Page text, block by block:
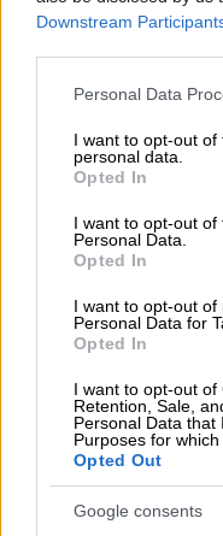
Downstream
Please note that this
not limited to your visit
grant or deny consent
use your data for
consent section.
Personal Data
I want to opt-out
personal data.
Opted In
I want to opt-out of
Personal Data.
Opted In
I want to opt-out of
Personal Data for
Opted In
I want to opt-out of
Retention, Sale,
Personal Data that
Purposes for which
Opted Out
Google consents
Ποιοι
συνεδρίαση
ευρωεκλογές
αμφισβητούν τον
Χάρη Δούκα.
βουλευτές όπως ο
πρώτος που
εσωκομματικής
2024 ανοίγοντας
ΠΑΣΟΚ.